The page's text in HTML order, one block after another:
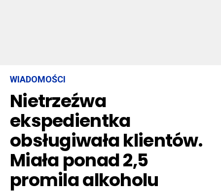
WIADOMOŚCI
Nietrzeźwa
ekspedientka
obsługiwała klientów.
Miała ponad 2,5
promila alkoholu